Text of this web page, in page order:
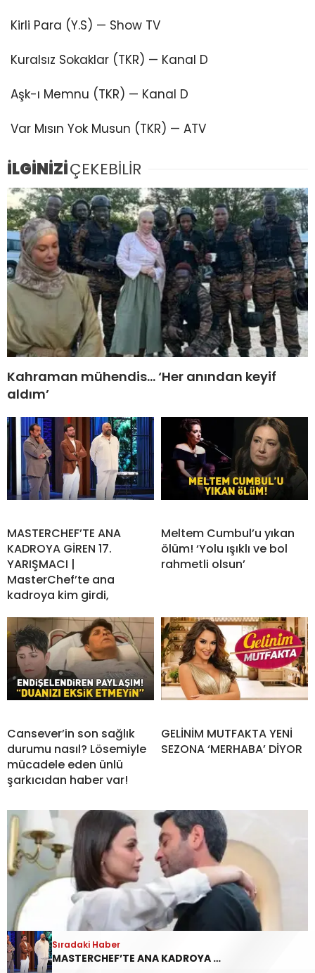
Sıradaki Haber
REYTİNG SONUÇLARI 5 AĞUSTOS 2026 | Doğanın Kanunu, MasterChef Türkiye Reyting Sıralaması
Kirli Para (Y.S) — Show TV
Kuralsız Sokaklar (TKR) — Kanal D
Aşk-ı Memnu (TKR) — Kanal D
Var Mısın Yok Musun (TKR) — ATV
İLGİNİZİÇEKEBİLİR
Kahraman mühendis… ‘Her anından keyif
aldım’
MASTERCHEF’TE ANA
KADROYA GİREN 17.
YARIŞMACI |
MasterChef’te ana
kadroya kim girdi,
Meltem Cumbul’u yıkan
ölüm! ‘Yolu ışıklı ve bol
rahmetli olsun’
Cansever’in son sağlık
durumu nasıl? Lösemiyle
mücadele eden ünlü
şarkıcıdan haber var!
GELİNİM MUTFAKTA YENİ
SEZONA ‘MERHABA’ DİYOR
Sıradaki Haber
MASTERCHEF’TE ANA KADROYA GİREN 17. YARIŞMACI | MasterChef’te ana kadroya kim girdi, önlüğü hangi yarışmacı aldı?